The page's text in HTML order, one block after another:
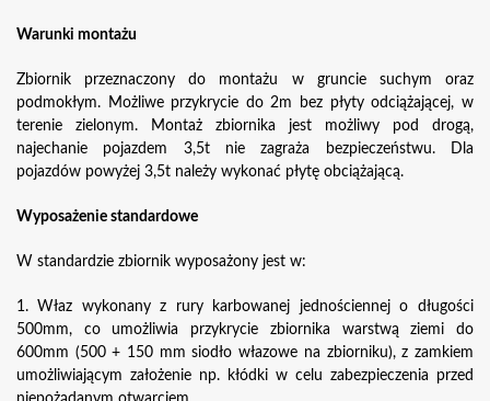
Warunki montażu
Zbiornik przeznaczony do montażu w gruncie suchym oraz
podmokłym. Możliwe przykrycie do 2m bez płyty odciążającej, w
terenie zielonym. Montaż zbiornika jest możliwy pod drogą,
najechanie pojazdem 3,5t nie zagraża bezpieczeństwu. Dla
pojazdów powyżej 3,5t należy wykonać płytę obciążającą.
Wyposażenie standardowe
W standardzie zbiornik wyposażony jest w:
1. Właz wykonany z rury karbowanej jednościennej o długości
500mm, co umożliwia przykrycie zbiornika warstwą ziemi do
600mm (500 + 150 mm siodło włazowe na zbiorniku), z zamkiem
umożliwiającym założenie np. kłódki w celu zabezpieczenia przed